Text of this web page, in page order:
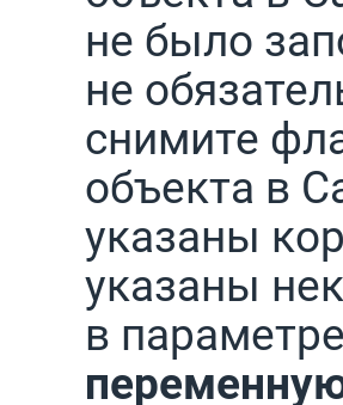
не было
не
снимите
объекта в
указаны
указаны
в параметре